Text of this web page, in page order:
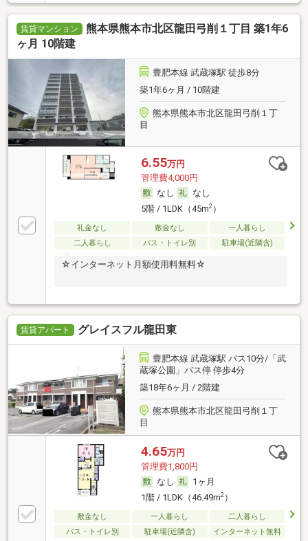
賃貸マンション
熊本県熊本市北区龍田弓削１丁目 築1年6
ヶ月 10階建
豊肥本線 武蔵塚駅 徒歩8分
築1年6ヶ月 / 10階建
熊本県熊本市北区龍田弓削１丁
目
6.55万円
管理費4,000円
なし
なし
5階 / 1LDK（45m2）
礼金なし 敷金なし
一人暮らし
二人暮らし
バス・トイレ別 駐車場(近隣含)
☆インターネット月額使用料無料☆
賃貸アパート グレイスフル龍田東
豊肥本線 武蔵塚駅 バス10分/「武
蔵塚公園」バス停 停歩4分
築18年6ヶ月 / 2階建
熊本県熊本市北区龍田弓削１丁
目
4.65万円
管理費1,800円
なし
1ヶ月
1階 / 1LDK（46.49m2）
敷金なし 一人暮らし
二人暮らし
バス・トイレ別
駐車場(近隣含) インターネット無料